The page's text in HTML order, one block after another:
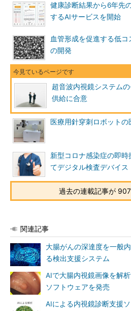
健康診断結果から6年先
するAIサービスを開始
血管形成を促進する低
の開発
超音波内視鏡システム
供給に合意
医療用針穿刺ロボット
新型コロナ感染症の即
てデジタル検査デバイス
過去の連載記事が
関連記事
大腸がんの深達度を一般
る検出支援システム
AIで大腸内視鏡画像を解
ソフトウェアを発売
AIによる内視鏡診断支援